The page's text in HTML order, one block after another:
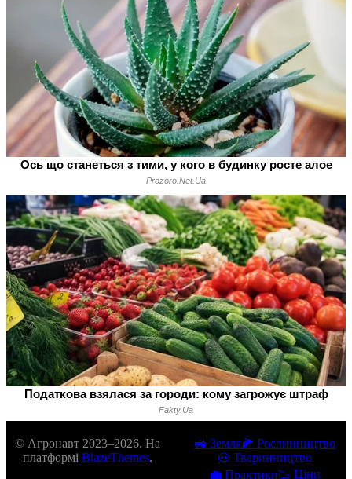
© Агронавт 2023–2026. На
платформі BlazeThemes.
🚜 Земля🌽 Рослинництво
🐽 Тваринництво
💼 Практики📉 Ціни